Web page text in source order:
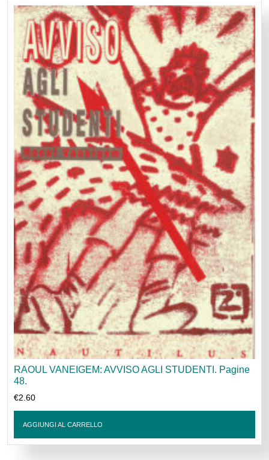
RAOUL VANEIGEM: AVVISO AGLI STUDENTI. Pagine
48.
€2.60
AGGIUNGI AL CARRELLO